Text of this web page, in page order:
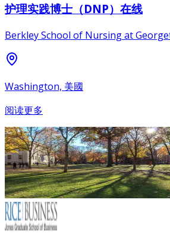
护理实践博士（DNP）在线
Berkley School of Nursing at
Washington, 美國
阅读更多